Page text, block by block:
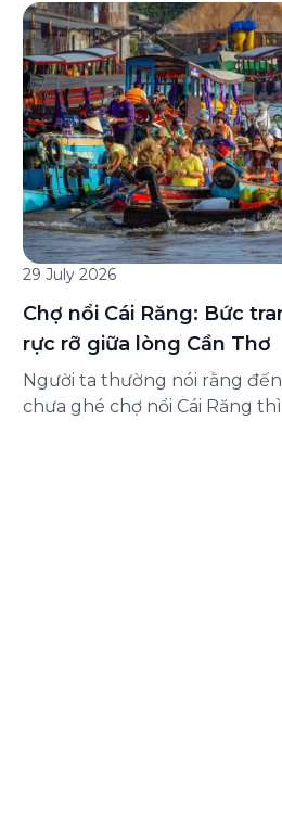
đăng ký ở đâu? Bài viết dưới
dẫn chi tiết cách tham gia
gói bảo hiểm này ngay trên
SM, cùng những lưu ý quan
[…]
29 July 2026
Chợ nổi Cái Răng: Bức
rực rỡ giữa lòng Cần Thơ
Người ta thường nói rằng
chưa ghé chợ nổi Cái Răng